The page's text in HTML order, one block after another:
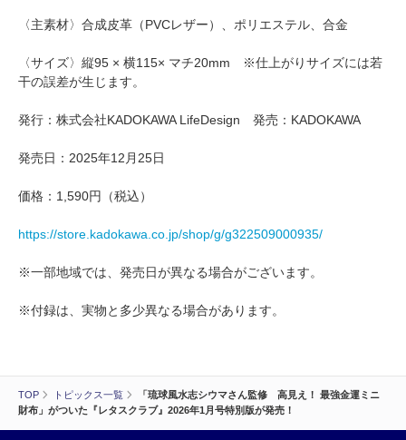
TOP トピックス一覧
「琉球風水志シウマさん監修 高見え！ 最強金運ミニ
財布」がついた『レタスクラブ』2026年1月号特別版が発売！
〈主素材〉合成皮革（PVCレザー）、ポリエステル、合金
〈サイズ〉縦95 × 横115× マチ20mm ※仕上がりサイズには若
干の誤差が生じます。
発行：株式会社KADOKAWA LifeDesign 発売：KADOKAWA
発売日：2025年12月25日
価格：1,590円（税込）
https://store.kadokawa.co.jp/shop/g/g322509000935/
※一部地域では、発売日が異なる場合がございます。
※付録は、実物と多少異なる場合があります。